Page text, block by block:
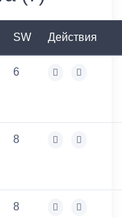
SW Действия
6
8
8